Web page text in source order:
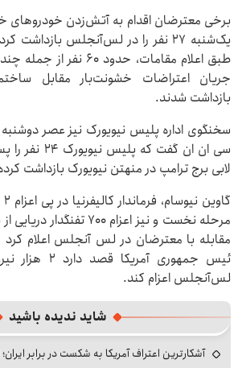
برخی معترضان اقدام به آتش‌زدن خودروهای
یک‌شنبه ۲۷ نفر را در لس‌آنجلس
جریان اعتراضات خشونت‌بار مقابل
بازداشت شدند.
سخنگوی اداره پلیس نیویورک نیز عصر
سی ان ان گفت
لابی برج ترامپ در منهتن نیویورک بازداشت
مرحله نخست و نیز اعزام ۷۰۰
مقابله با معترضان در لس آنجلس اعلام
ئیس جمهوری
لس‌آنجلس اعزام کند.
شاید ندیده باشید
آشکارترین اعتراف آمریکا به شکست در برابر